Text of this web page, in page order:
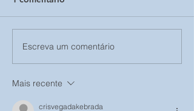
Escreva um comentário
Mais recente
crisvegadakebrada